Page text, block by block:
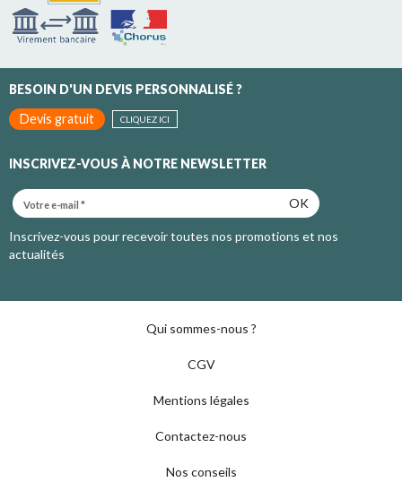
BESOIN D'UN DEVIS PERSONNALISÉ ?
Devis gratuit
CLIQUEZ ICI
INSCRIVEZ-VOUS À NOTRE NEWSLETTER
OK
Inscrivez-vous pour recevoir toutes nos promotions et nos
actualités
Qui sommes-nous ?
CGV
Mentions légales
Contactez-nous
Nos conseils